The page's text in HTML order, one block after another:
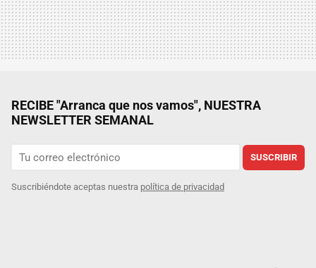
RECIBE "Arranca que nos vamos", NUESTRA
NEWSLETTER SEMANAL
SUSCRIBIR
Suscribiéndote aceptas nuestra política de privacidad